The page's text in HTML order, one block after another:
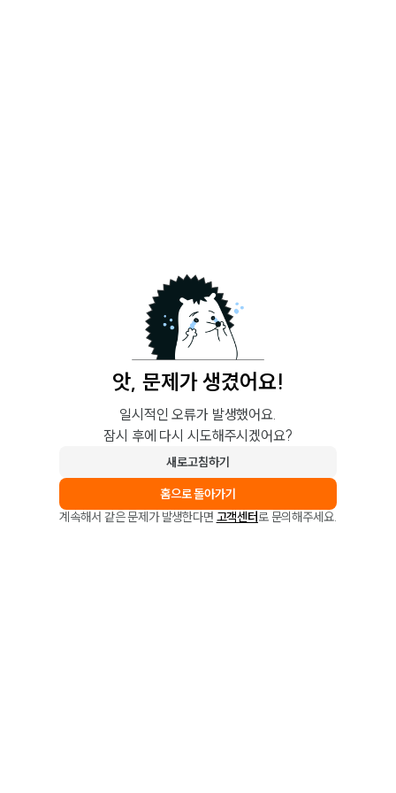
앗, 문제가 생겼어요!
일시적인 오류가 발생했어요.
잠시 후에 다시 시도해주시겠어요?
새로고침하기
홈으로 돌아가기
계속해서 같은 문제가 발생한다면 고객센터로 문의해주세요.